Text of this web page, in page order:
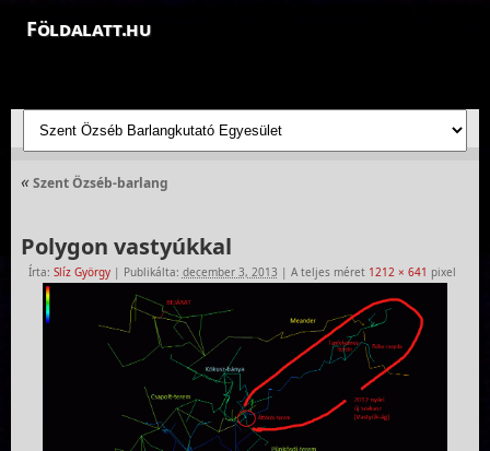
Földalatt.hu
Felfedezések a föld alatt - feltáró barlangkutatások
«Szent Özséb-barlang
Polygon vastyúkkal
Írta: Slíz György | Publikálta: december 3, 2013 | A teljes méret 1212 × 641 pixel